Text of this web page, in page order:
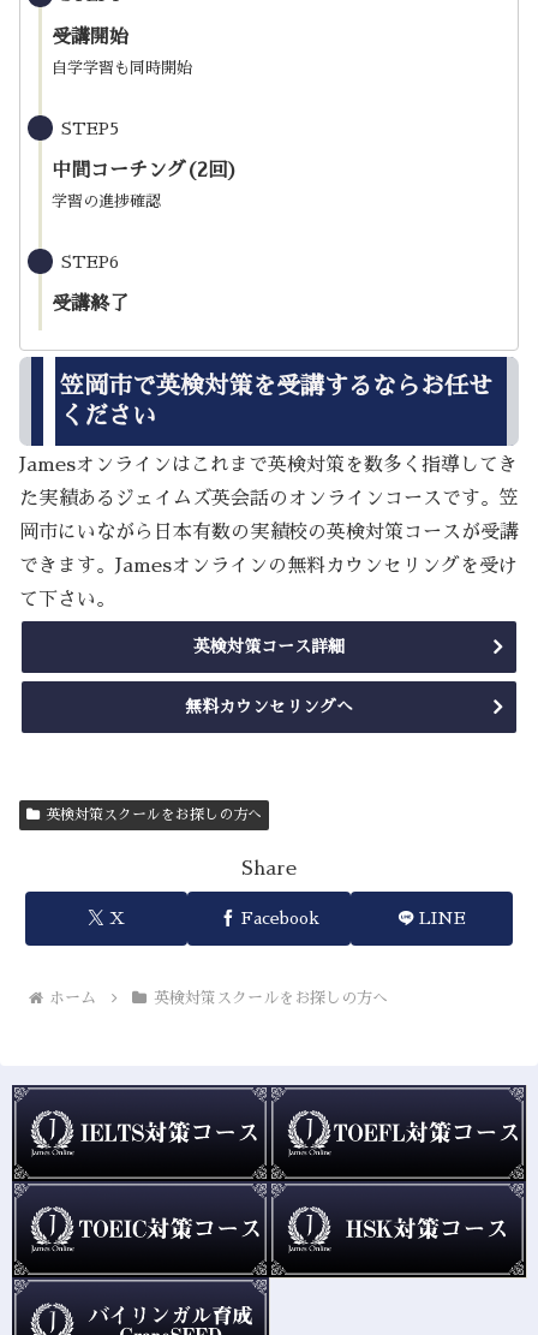
受講開始
自学学習も同時開始
STEP5
中間コーチング(2回)
学習の進捗確認
STEP6
受講終了
笠岡市で英検対策を受講するならお任せ
ください
Jamesオンラインはこれまで英検対策を数多く指導してき
た実績あるジェイムズ英会話のオンラインコースです。笠
岡市にいながら日本有数の実績校の英検対策コースが受講
できます。Jamesオンラインの無料カウンセリングを受け
て下さい。
英検対策コース詳細
無料カウンセリングへ
英検対策スクールをお探しの方へ
Share
X Facebook LINE
ホーム 英検対策スクールをお探しの方へ